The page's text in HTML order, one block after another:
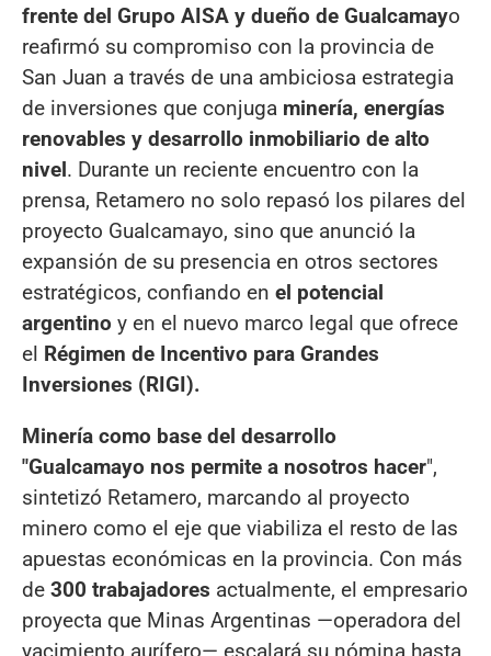
frente del Grupo AISA y dueño de Gualcamayo
reafirmó su compromiso con la provincia de
San Juan a través de una ambiciosa estrategia
de inversiones que conjuga minería, energías
renovables y desarrollo inmobiliario de alto
nivel. Durante un reciente encuentro con la
prensa, Retamero no solo repasó los pilares del
proyecto Gualcamayo, sino que anunció la
expansión de su presencia en otros sectores
estratégicos, confiando en el potencial
argentino y en el nuevo marco legal que ofrece
el Régimen de Incentivo para Grandes
Inversiones (RIGI).
Minería como base del desarrollo
"Gualcamayo nos permite a nosotros hacer",
sintetizó Retamero, marcando al proyecto
minero como el eje que viabiliza el resto de las
apuestas económicas en la provincia. Con más
de 300 trabajadores actualmente, el empresario
proyecta que Minas Argentinas —operadora del